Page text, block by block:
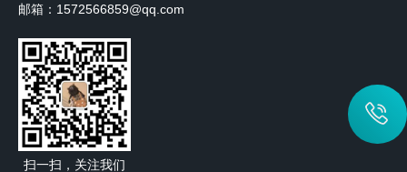
邮箱：1572566859@qq.com
扫一扫，关注我们